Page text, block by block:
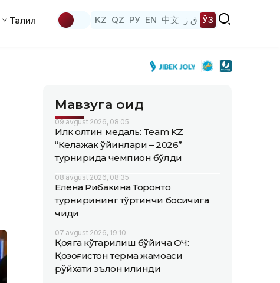
Таҳлил KZ QZ РУ EN 中文 ق ز ЎЗ
Мавзуга оид
09 avgust 2026, 08:05
Илк олтин медаль: Team KZ
“Келажак ўйинлари – 2026”
турнирида чемпион бўлди
08 avgust 2026, 08:35
Елена Рибакина Торонто
турнирининг тўртинчи босқичига
чиқди
07 avgust 2026, 19:10
Қояга кўтарилиш бўйича ОЧ:
Қозоғистон терма жамоаси
рўйхати эълон қилинди